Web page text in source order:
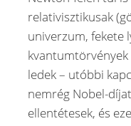
relativisztikusak
univerzum, fekete
kvantumtörvények
ledek – utóbbi
nemrég Nobel-
ellentétesek, és